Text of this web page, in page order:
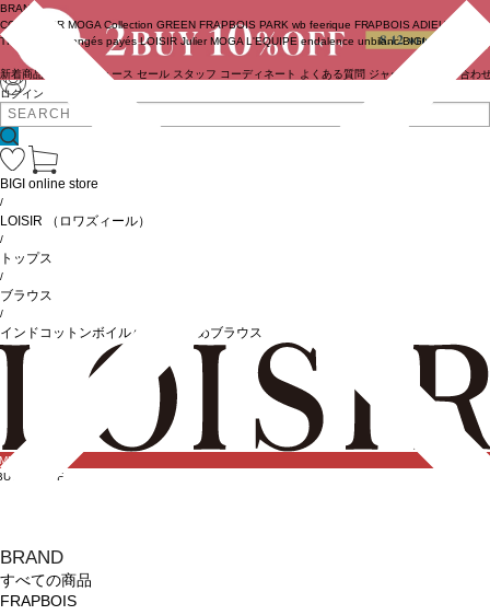
ログイン
BRAND
COUTURIER MOGA Collection GREEN FRAPBOIS PARK wb feerique FRAPBOIS ADIEU
TRISTESSE
congés payés LOISIR Julier MOGA L'EQUIPE endalence unbilanc BIGI online store
新着商品 ニュース セール スタッフ コーディネート よくある質問 ジャーナル お問い合わ
BRAND
すべての商品
FRAPBOIS
BIGI online store
/
LOISIR （ロワズィール）
/
トップス
/
ブラウス
/
インドコットンボイルハンド段染めブラウス
SALE